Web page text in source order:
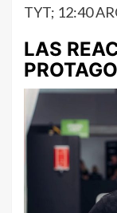
TYT; 12:40
LAS